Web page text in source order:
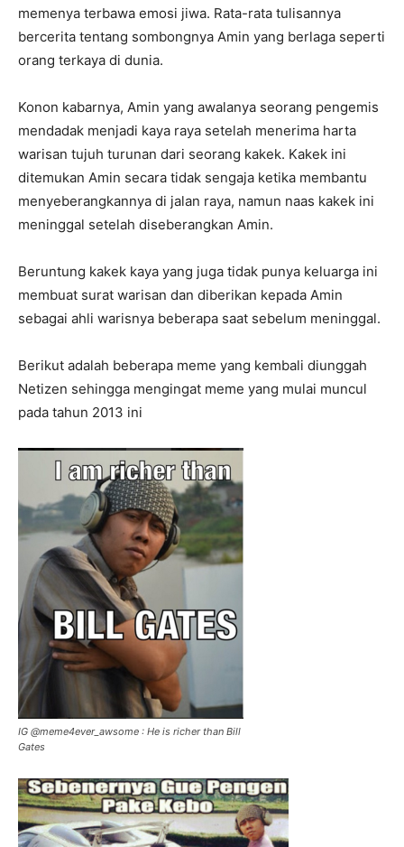
memenya terbawa emosi jiwa. Rata-rata tulisannya
bercerita tentang sombongnya Amin yang berlaga seperti
orang terkaya di dunia.
Konon kabarnya, Amin yang awalanya seorang pengemis
mendadak menjadi kaya raya setelah menerima harta
warisan tujuh turunan dari seorang kakek. Kakek ini
ditemukan Amin secara tidak sengaja ketika membantu
menyeberangkannya di jalan raya, namun naas kakek ini
meninggal setelah diseberangkan Amin.
Beruntung kakek kaya yang juga tidak punya keluarga ini
membuat surat warisan dan diberikan kepada Amin
sebagai ahli warisnya beberapa saat sebelum meninggal.
Berikut adalah beberapa meme yang kembali diunggah
Netizen sehingga mengingat meme yang mulai muncul
pada tahun 2013 ini
IG @meme4ever_awsome : He is richer than Bill
Gates